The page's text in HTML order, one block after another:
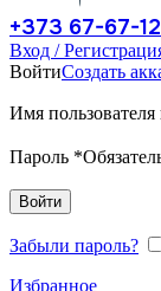
+373 67-67-
Вход /
ВойтиСоздать
Имя
Пароль *
Войти
Забыли пароль?
Избранное